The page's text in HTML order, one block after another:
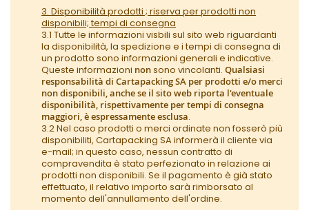
3. Disponibilità prodotti ; riserva per prodotti non
disponibili; tempi di consegna
3.1 Tutte le informazioni visbili sul sito web riguardanti
la disponibilità, la spedizione e i tempi di consegna di
un prodotto sono informazioni generali e indicative.
Queste informazioni nonsono vincolanti. Qualsiasi
responsabilità di Cartapacking SA per prodotti e/o merci
non disponibili, anche se il sito web riporta l'eventuale
disponibilità, rispettivamente per tempi di consegna
maggiori, è espressamente esclusa.
3.2 Nel caso prodotti o merci ordinate non fosserò più
disponibiliti, Cartapacking SA informerà il cliente via
e-mail; in questo caso, nessun contratto di
compravendita è stato perfezionato in relazione ai
prodotti non disponibili. Se il pagamento è già stato
effettuato, il relativo importo sarà rimborsato al
momento dell'annullamento dell'ordine.